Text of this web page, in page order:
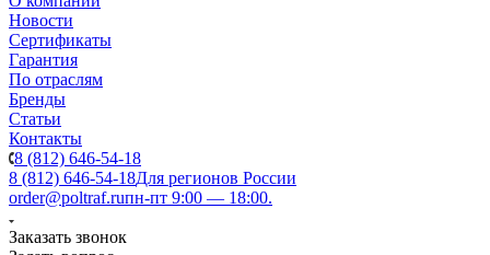
Новости
Сертификаты
Гарантия
По отраслям
Бренды
Статьи
Контакты
8 (812) 646-54-18
8 (812) 646-54-18Для регионов России
order@poltraf.ruпн-пт 9:00 — 18:00.
Заказать звонок